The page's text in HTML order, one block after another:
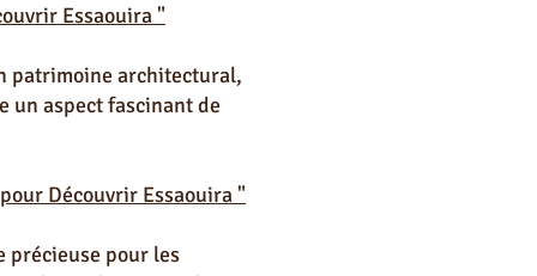
Essaouira "
patrimoine architectural,
un aspect fascinant de
Découvrir Essaouira "
précieuse pour les